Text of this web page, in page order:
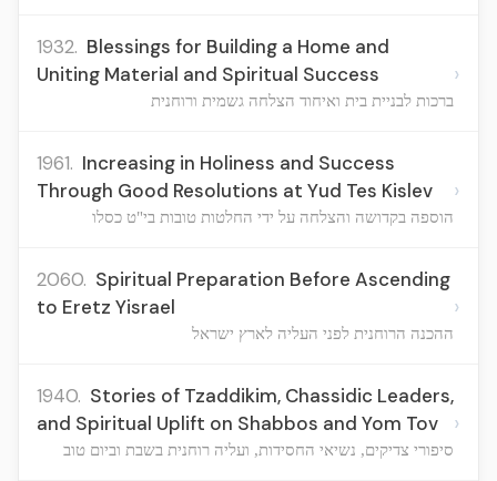
1932. Blessings for Building a Home and
Uniting Material and Spiritual Success
ברכות לבניית בית ואיחוד הצלחה גשמית ורוחנית
›
1961. Increasing in Holiness and Success
Through Good Resolutions at Yud Tes Kislev
הוספה בקדושה והצלחה על ידי החלטות טובות בי"ט כסלו
›
2060. Spiritual Preparation Before Ascending
to Eretz Yisrael
ההכנה הרוחנית לפני העליה לארץ ישראל
›
1940. Stories of Tzaddikim, Chassidic Leaders,
and Spiritual Uplift on Shabbos and Yom Tov
סיפורי צדיקים, נשיאי החסידות, ועליה רוחנית בשבת וביום טוב
›